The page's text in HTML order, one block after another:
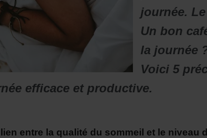
journée.
Un bon
la journée
Voici 5
efficace et productive.
entre la qualité du sommeil et le niveau